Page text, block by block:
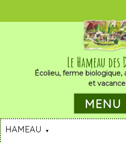
Le Hameau des
Écolieu, ferme biologique,
et
MENU
HAMEAU